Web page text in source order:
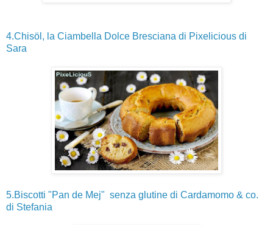
4.Chisöl, la Ciambella Dolce Bresciana di Pixelicious di
Sara
5.Biscotti "Pan de Mej" senza glutine di Cardamomo & co.
di Stefania